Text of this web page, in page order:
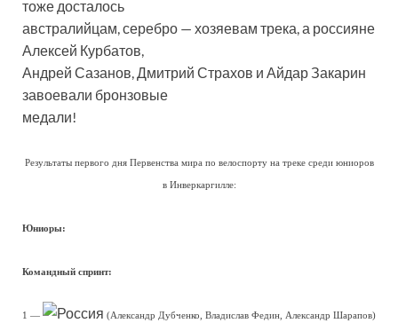
тоже досталось
австралийцам, серебро — хозяевам трека, а россияне
Алексей Курбатов,
Андрей Сазанов, Дмитрий Страхов и Айдар Закарин
завоевали бронзовые
медали!
Результаты первого дня Первенства мира по велоспорту на треке среди юниоров
в Инверкаргилле:
Юниоры:
Командный спринт:
1 — (Александр Дубченко, Владислав Федин, Александр Шарапов)